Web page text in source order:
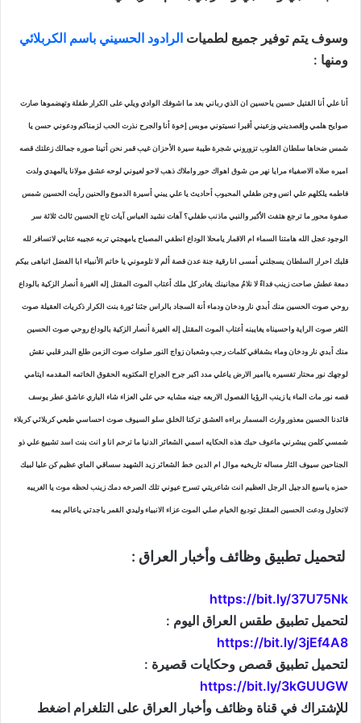
وسوف يتم توفير جميع لطميات الرادود الحسيني باسم الكربلائي
ومنها :
أنا علي أنا القتيل حسين ياحسين ان الذي رباني بعد ما اشوفك الوادي ويلي على الكرار طفلة وتهضموها صارت
صوايح هلمي وإقصديني وزعيني أقبرا نسيتوني موبس إخوة أنا والجرح نذرت الحب لزمناكم ودعوني حسن يا
شمس ضحاها سلطان القلوب تزوروني شجرة طيبة سيرة الأحزان غيب قمر نحن أتينا صوره جمالك زعلتك قصه
اميره صلاه الاصفياء مرايا نهر من شوق اهواك حور واملاك ذهب لاحو لعيوني لوحه عشق مولانا يالمهدي ولدت
فاطمه يلكلهم علي انس وجن طفلي المحبوب أحاديث يا علي يبني أسيرة الدموع والحنين رأيت الحسين شمس
صفوة محور ما ترجع هتفت الأكبر والنبي ماذنب طفلي؟ آهات نشيد العباس آيات تاج الحسين ثالث ثلاثة سر
الوجود عجل الله هامتنا السماء ام الاقمار يامحلا الوداع انطفي المصباح يامهجتي تربه عجيبه عتابي لاتسافر لله
قلبك احرار السلطان يسجلني أمسى انا رقية جنة عدن قصة ألم لا تلوموني يا خاتم الأنبياء ابا الفضل اتباهى بيكم
دمعة عطش صاحت زينب فداءً لا نلامُ مجانينك يغادر كل ملك أعتاب الموت المقتل إله الغيرة أنصار الزكية بالوداع
روحي صوت الحسين منك أبدي نار ودخان ودماء أنة السجاد بالراس جئنا ثورة بنت الكرار ذكريات العقيلة صوت
الثغر صوت الراية واحسيناه يغايبنه أعتاب الموت المقتل إله الغيرة أنصار الزكية بالوداع روحي صوت الحسين
منك أبدي نار ودخان وماء بشفافي كلمات رجب وشعبان زواج النور صلوات صوت الزمن طلع البدر قلبي نقش
لوجهك نور محتار تفسيره ياامير الارض ياعلي مدد اكبر جرح الجراح المكتوبه الحقوق الخاتمه المقدمه ايتامي
قصه نور مات الماء يا زينب الرؤيا الفصول الاربعه جينه مشايه حي علي العزاء شاء الباري عاشق عطر يوسف
قائدنا الحسين معذور وارث المسمار براءه العشق تركنا الخلق سلو السيوف صوت احساسي طبعي كربلائي كربلاء
شمسي كلمن يبشرني ماعوف حبك هذه الحكايه اسمي الشعائر الدنيا ما ترحم انا و انت بنت اسد تشييع علي ذو
الجناحين سيوف الثار مساله تاريخيه موال ام الدين خط الشعائر زيد الشهيد سساقي الماي عظيم كن عليا لبيك
حمزه ياسبع الدجيل الرجل العظيم انت شاعريتي تسرح عيوني تلك الصرخه دمك زينب لحظه موت يا الغريبه
لاتحاول ودعت الحسين المقتل توديع الخيام صلي الموت عزاء الانبياء وليدي القمر ياجدتي ياعالم يمه
لتحميل تطبيق وظائف وأخبار العراق :
https://bit.ly/37U75Nk
لتحميل تطبيق طقس العراق اليوم :
https://bit.ly/3jEf4A8
لتحميل تطبيق قصص وحكايات قصيرة :
https://bit.ly/3kGUUGW
للإشتراك في قناة وظائف وأخبار العراق على التلغرام اضغط